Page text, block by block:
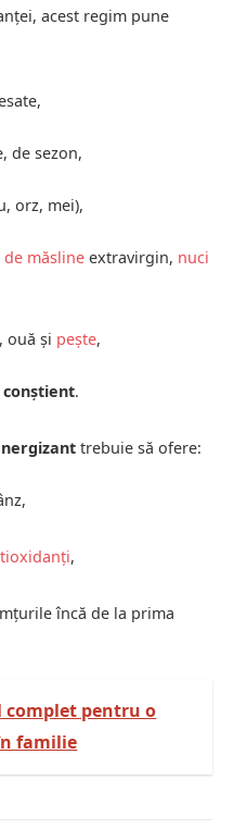
acest regim pune
de sezon,
orz, mei),
de măsline extravirgin, nuci
ouă și pește,
.
trebuie să ofere:
,
încă de la prima
complet pentru o
familie